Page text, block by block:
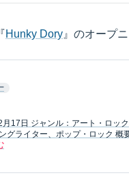
Hunky Dory 』のオープ
17日 ジャンル：アート・ロッ
グライター、ポップ・ロック 概